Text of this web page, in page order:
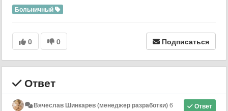
Больничный
0 0 Подписаться
Ответ
Ответ
Вячеслав Шинкарев (менеджер разработки)6